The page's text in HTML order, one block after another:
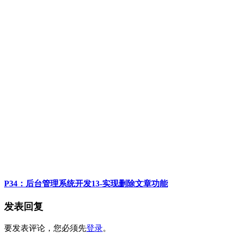
P34：后台管理系统开发13-实现删除文章功能
发表回复
要发表评论，您必须先登录。